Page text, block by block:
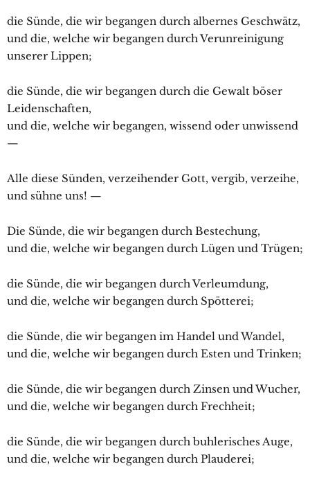
die Sünde, die wir begangen durch albernes Geschwätz,
und die, welche wir begangen durch Verunreinigung
unserer Lippen;
die Sünde, die wir begangen durch die Gewalt böser
Leidenschaften,
und die, welche wir begangen, wissend oder unwissend
—
Alle diese Sünden, verzeihender Gott, vergib, verzeihe,
und sühne uns! —
Die Sünde, die wir begangen durch Bestechung,
und die, welche wir begangen durch Lügen und Trügen;
die Sünde, die wir begangen durch Verleumdung,
und die, welche wir begangen durch Spötterei;
die Sünde, die wir begangen im Handel und Wandel,
und die, welche wir begangen durch Esten und Trinken;
die Sünde, die wir begangen durch Zinsen und Wucher,
und die, welche wir begangen durch Frechheit;
die Sünde, die wir begangen durch buhlerisches Auge,
und die, welche wir begangen durch Plauderei;